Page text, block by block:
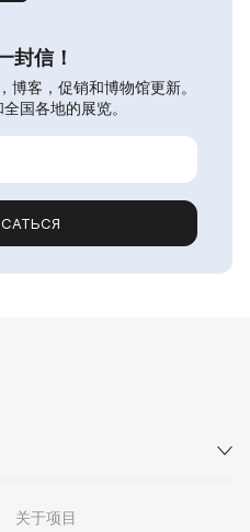
封信！
博客，促销和博物馆更新。
国各地的展览。
关于项目